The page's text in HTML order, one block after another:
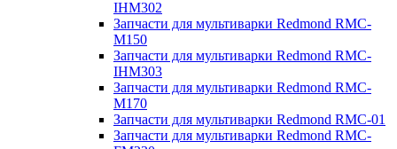
IHM302
Запчасти для мультиварки Redmond RMC-
M150
Запчасти для мультиварки Redmond RMC-
IHM303
Запчасти для мультиварки Redmond RMC-
M170
Запчасти для мультиварки Redmond RMC-01
Запчасти для мультиварки Redmond RMC-